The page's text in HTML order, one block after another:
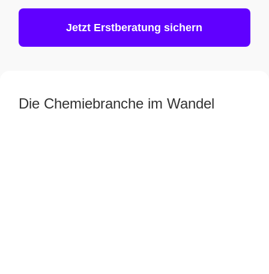
Jetzt Erstberatung sichern
Die Chemiebranche im Wandel